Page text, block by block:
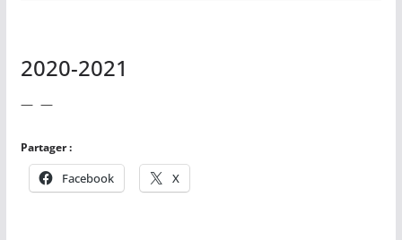
2020-2021
— —
Partager :
Facebook X